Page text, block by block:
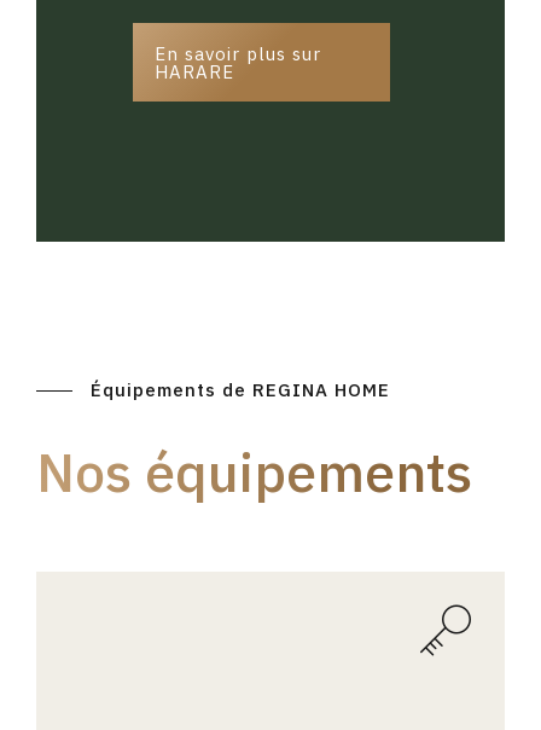
En savoir plus sur
HARARE
Équipements de REGINA HOME
Nos équipements